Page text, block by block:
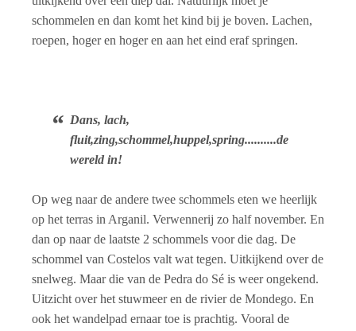
schommelen en dan komt het kind bij je boven. Lachen,
roepen, hoger en hoger en aan het eind eraf springen.
Dans, lach,
fluit,zing,schommel,huppel,spring..........de
wereld in!
Op weg naar de andere twee schommels eten we heerlijk
op het terras in Arganil. Verwennerij zo half november. En
dan op naar de laatste 2 schommels voor die dag. De
schommel van Costelos valt wat tegen. Uitkijkend over de
snelweg. Maar die van de Pedra do Sé is weer ongekend.
Uitzicht over het stuwmeer en de rivier de Mondego. En
ook het wandelpad ernaar toe is prachtig. Vooral de